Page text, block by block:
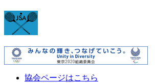
協会ページはこちら